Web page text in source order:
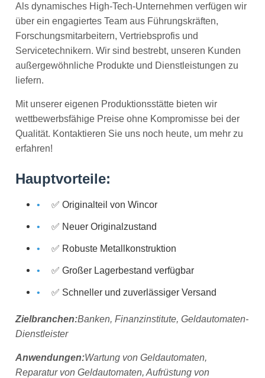
Als dynamisches High-Tech-Unternehmen verfügen wir
über ein engagiertes Team aus Führungskräften,
Forschungsmitarbeitern, Vertriebsprofis und
Servicetechnikern. Wir sind bestrebt, unseren Kunden
außergewöhnliche Produkte und Dienstleistungen zu
liefern.
Mit unserer eigenen Produktionsstätte bieten wir
wettbewerbsfähige Preise ohne Kompromisse bei der
Qualität. Kontaktieren Sie uns noch heute, um mehr zu
erfahren!
Hauptvorteile:
✅ Originalteil von Wincor
✅ Neuer Originalzustand
✅ Robuste Metallkonstruktion
✅ Großer Lagerbestand verfügbar
✅ Schneller und zuverlässiger Versand
Zielbranchen:Banken, Finanzinstitute, Geldautomaten-
Dienstleister
Anwendungen:Wartung von Geldautomaten,
Reparatur von Geldautomaten, Aufrüstung von